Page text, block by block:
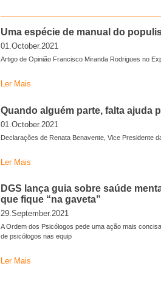
Uma espécie de manual do
01.October.2021
Artigo de Opinião Francisco Miranda Rodrigues no
Ler Mais
Quando alguém parte, falta ajuda
01.October.2021
Declarações de Renata Benavente, Vice Presidente
Ler Mais
DGS lança guia sobre saúde
que fique “na gaveta”
29.September.2021
A Ordem dos Psicólogos pede uma ação mais
de psicólogos nas equip
Ler Mais